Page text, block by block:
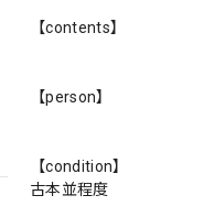
【contents】
【person】
【condition】
古本並程度